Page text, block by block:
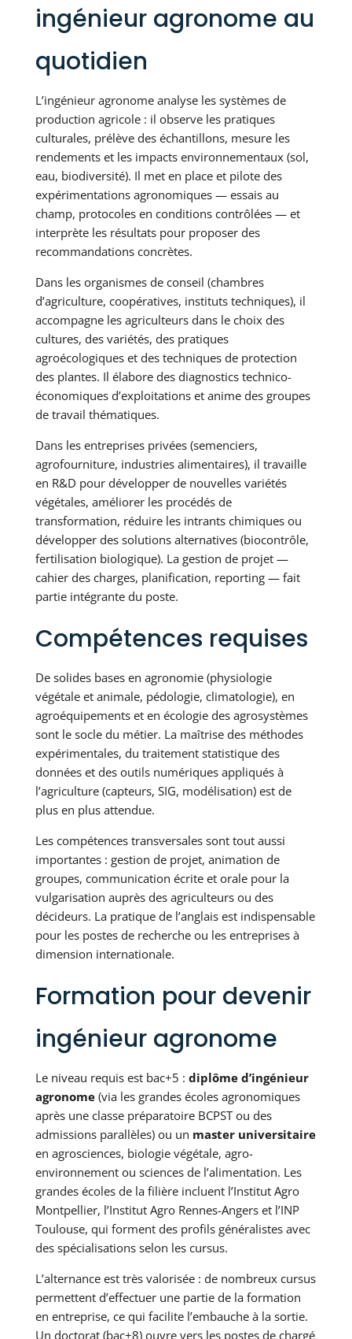
ingénieur agronome au
quotidien
L’ingénieur agronome analyse les systèmes de
production agricole : il observe les pratiques
culturales, prélève des échantillons, mesure les
rendements et les impacts environnementaux (sol,
eau, biodiversité). Il met en place et pilote des
expérimentations agronomiques — essais au
champ, protocoles en conditions contrôlées — et
interprète les résultats pour proposer des
recommandations concrètes.
Dans les organismes de conseil (chambres
d’agriculture, coopératives, instituts techniques), il
accompagne les agriculteurs dans le choix des
cultures, des variétés, des pratiques
agroécologiques et des techniques de protection
des plantes. Il élabore des diagnostics technico-
économiques d’exploitations et anime des groupes
de travail thématiques.
Dans les entreprises privées (semenciers,
agrofourniture, industries alimentaires), il travaille
en R&D pour développer de nouvelles variétés
végétales, améliorer les procédés de
transformation, réduire les intrants chimiques ou
développer des solutions alternatives (biocontrôle,
fertilisation biologique). La gestion de projet —
cahier des charges, planification, reporting — fait
partie intégrante du poste.
Compétences requises
De solides bases en agronomie (physiologie
végétale et animale, pédologie, climatologie), en
agroéquipements et en écologie des agrosystèmes
sont le socle du métier. La maîtrise des méthodes
expérimentales, du traitement statistique des
données et des outils numériques appliqués à
l’agriculture (capteurs, SIG, modélisation) est de
plus en plus attendue.
Les compétences transversales sont tout aussi
importantes : gestion de projet, animation de
groupes, communication écrite et orale pour la
vulgarisation auprès des agriculteurs ou des
décideurs. La pratique de l’anglais est indispensable
pour les postes de recherche ou les entreprises à
dimension internationale.
Formation pour devenir
ingénieur agronome
Le niveau requis est bac+5 : diplôme d’ingénieur
agronome(via les grandes écoles agronomiques
après une classe préparatoire BCPST ou des
admissions parallèles) ou un master universitaire
en agrosciences, biologie végétale, agro-
environnement ou sciences de l’alimentation. Les
grandes écoles de la filière incluent l’Institut Agro
Montpellier, l’Institut Agro Rennes-Angers et l’INP
Toulouse, qui forment des profils généralistes avec
des spécialisations selon les cursus.
L’alternance est très valorisée : de nombreux cursus
permettent d’effectuer une partie de la formation
en entreprise, ce qui facilite l’embauche à la sortie.
Un doctorat (bac+8) ouvre vers les postes de chargé